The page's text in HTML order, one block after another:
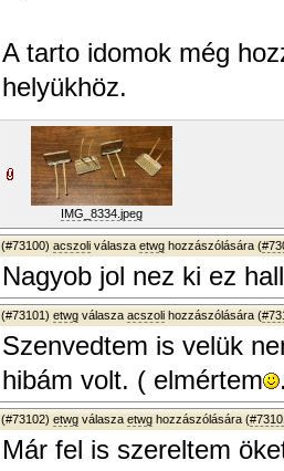
A tarto idomok még
helyükhöz.
IMG_8334.jpeg
(#73100) acszoli válasza etwg hozzászólására (
Nagyob jol nez ki ez
(#73101) etwg válasza acszoli hozzászólására (
Szenvedtem is velük
hibám volt. ( elmértem
(#73102) etwg válasza etwg hozzászólására (
Már fel is szereltem